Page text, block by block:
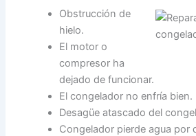
Obstrucción de
hielo.
El motor o
compresor ha
dejado de funcionar.
El congelador no enfría bien.
Desagüe atascado del
Congelador pierde agua por